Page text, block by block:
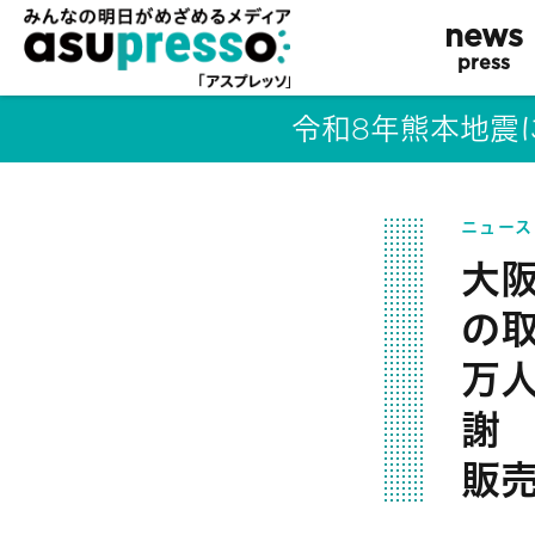
news
press
令和8年熊本地震
ニュー
大
の
万
謝
販